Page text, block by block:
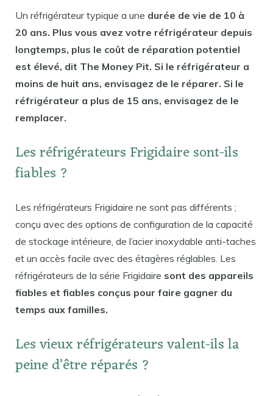
Un réfrigérateur typique a une durée de vie de 10 à
20 ans. Plus vous avez votre réfrigérateur depuis
longtemps, plus le coût de réparation potentiel
est élevé, dit The Money Pit. Si le réfrigérateur a
moins de huit ans, envisagez de le réparer. Si le
réfrigérateur a plus de 15 ans, envisagez de le
remplacer.
Les réfrigérateurs Frigidaire sont-ils
fiables ?
Les réfrigérateurs Frigidaire ne sont pas différents ;
conçu avec des options de configuration de la capacité
de stockage intérieure, de l’acier inoxydable anti-taches
et un accès facile avec des étagères réglables. Les
réfrigérateurs de la série Frigidaire sont des appareils
fiables et fiables conçus pour faire gagner du
temps aux familles.
Les vieux réfrigérateurs valent-ils la
peine d’être réparés ?